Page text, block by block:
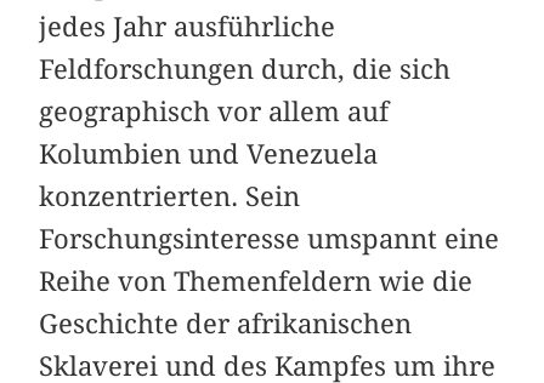
jedes Jahr ausführliche
Feldforschungen durch, die sich
geographisch vor allem auf
Kolumbien und Venezuela
konzentrierten. Sein
Forschungsinteresse umspannt eine
Reihe von Themenfeldern wie die
Geschichte der afrikanischen
Sklaverei und des Kampfes um ihre